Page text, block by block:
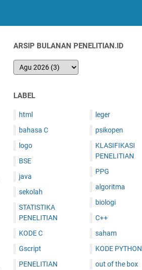
ARSIP BULANAN PENELITIAN.ID
LABEL
html
bahasa C
logo
BSE
java
sekolah
STATISTIKA
PENELITIAN
KODE C
Gscript
PENELITIAN
leger
psikopen
KLASIFIKASI
PENELITIAN
PPG
algoritma
biologi
C++
saham
KODE PYTHON
out of the box